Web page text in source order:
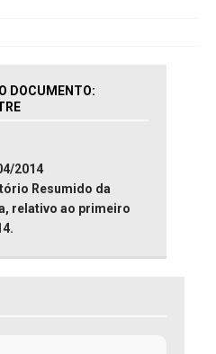
DOCUMENTO:
2014
Resumido da
relativo ao primeiro